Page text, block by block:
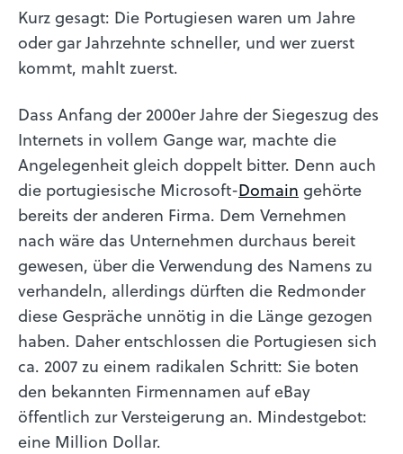
Kurz gesagt: Die Portugiesen waren um Jahre
oder gar Jahrzehnte schneller, und wer zuerst
kommt, mahlt zuerst.
Dass Anfang der 2000er Jahre der Siegeszug des
Internets in vollem Gange war, machte die
Angelegenheit gleich doppelt bitter. Denn auch
die portugiesische Microsoft-Domain gehörte
bereits der anderen Firma. Dem Vernehmen
nach wäre das Unternehmen durchaus bereit
gewesen, über die Verwendung des Namens zu
verhandeln, allerdings dürften die Redmonder
diese Gespräche unnötig in die Länge gezogen
haben. Daher entschlossen die Portugiesen sich
ca. 2007 zu einem radikalen Schritt: Sie boten
den bekannten Firmennamen auf eBay
öffentlich zur Versteigerung an. Mindestgebot:
eine Million Dollar.